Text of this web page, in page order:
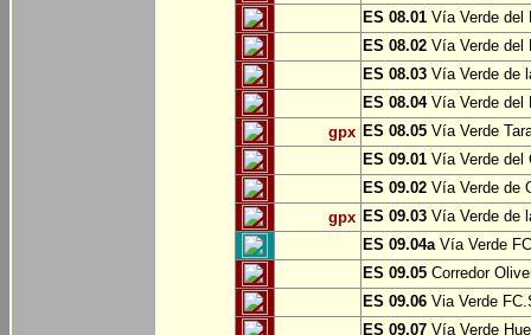
ES 08.01 Vía Verde del
ES 08.02 Vía Verde del
ES 08.03 Vía Verde de
ES 08.04Vía Verde del
gpx ES 08.05 Vía Verde
ES 09.01 Vía Verde del
ES 09.02 Vía Verde de
gpx ES 09.03 Vía Verde de
ES 09.04aVía Verde
ES 09.05 Corredor
ES 09.06 Via Verde
ES 09.07 Vía Verde